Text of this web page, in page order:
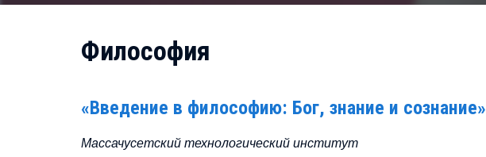
Философия
«Введение в философию: Бог, знание и сознание»
Массачусетский технологический институт